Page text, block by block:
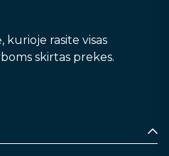
rasite visas
skirtas prekes.